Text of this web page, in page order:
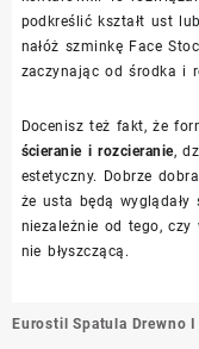
podkreślić kształt ust
nałóż szminkę Face
zaczynając od środka i
Docenisz też fakt, że
ścieranie i rozcieranie,
estetyczny. Dobrze
że usta będą
niezależnie od tego, czy
nie błyszczącą.
Nawigacja
Eurostil Spatula Drewno